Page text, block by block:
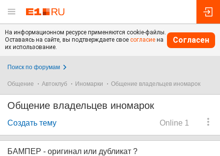
На информационном ресурсе применяются cookie-файлы.
Оставаясь на сайте, вы подтверждаете свое согласие на
их использование.
Согласен
Поиск по форумам
Общение Автоклуб Иномарки Общение владельцев иномарок
Общение владельцев иномарок
Online 1
Создать тему
БАМПЕР - оригинал или дубликат ?